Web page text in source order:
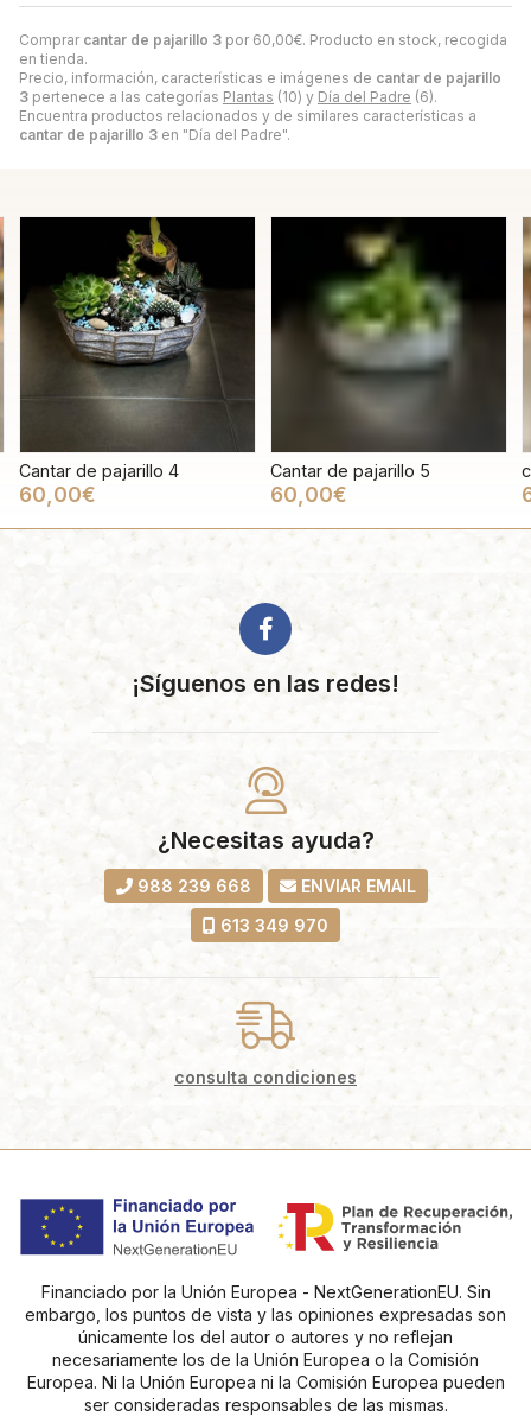
Comprar cantar de pajarillo 3 por 60,00€. Producto en stock, recogida
en tienda.
Precio, información, características e imágenes de cantar de pajarillo
3 pertenece a las categorías Plantas (10) y Día del Padre (6).
Encuentra productos relacionados y de similares características a
cantar de pajarillo 3 en "Día del Padre".
Cantar de pajarillo 4
60,00€
Cantar de pajarillo 5
60,00€
¡Síguenos en las redes!
¿Necesitas ayuda?
988 239 668
ENVIAR EMAIL
613 349 970
consulta condiciones
Financiado por la Unión Europea - NextGenerationEU. Sin
embargo, los puntos de vista y las opiniones expresadas son
únicamente los del autor o autores y no reflejan
necesariamente los de la Unión Europea o la Comisión
Europea. Ni la Unión Europea ni la Comisión Europea pueden
ser consideradas responsables de las mismas.